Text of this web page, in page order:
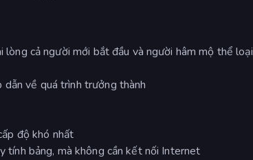
cả người mới bắt đầu và người hâm mộ thể loại
dẫn về quá trình trưởng thành
độ khó nhất
tính bảng, mà không cần kết nối Internet